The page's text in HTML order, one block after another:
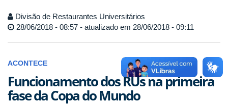
Divisão de Restaurantes Universitários
28/06/2018 - 08:57 - atualizado em 28/06/2018 - 09:11
ACONTECE
Funcionamento dos RUs na primeira
fase da Copa do Mundo